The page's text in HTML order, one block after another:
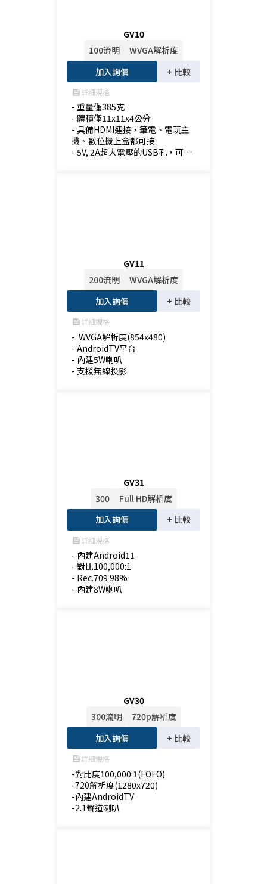
GV10
100流明
WVGA解析度
加入詢價
+ 比較
feed詳細規格
- 重量僅385克
- 體積僅11x11x4公分
- 具備HDMI連接，筆電、電玩主
機、數位機上盒都可接
- 5V, 2A超大電壓的USB孔，可供
GV11
200流明
WVGA解析度
加入詢價
+ 比較
feed詳細規格
-  WVGA解析度(854x480)
- AndroidTV平台
- 內建5W喇叭
- 支援無線投影
GV31
300
Full HD解析度
加入詢價
+ 比較
feed詳細規格
- 內建Android11
- 對比100,000:1
- Rec.709 98%
- 內建8W喇叭
GV30
300流明
720p解析度
加入詢價
+ 比較
feed詳細規格
-對比度100,000:1(FOFO)
-720解析度(1280x720)
-內建AndroidTV
-2.1聲道喇叭